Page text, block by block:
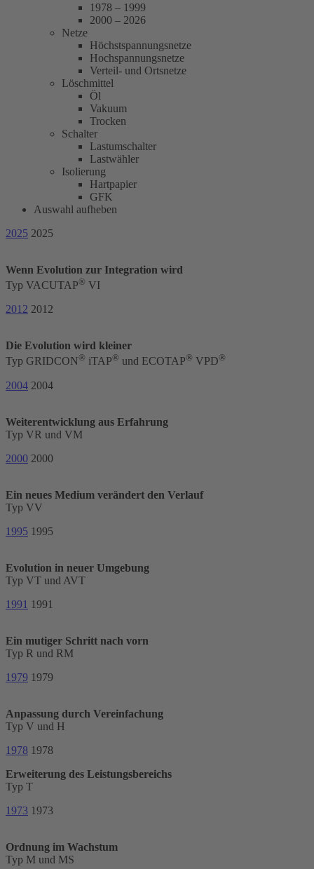
1978 – 1999
2000 – 2026
Netze
Höchstspannungsnetze
Hochspannungsnetze
Verteil- und Ortsnetze
Löschmittel
Öl
Vakuum
Trocken
Schalter
Lastumschalter
Lastwähler
Isolierung
Hartpapier
GFK
Auswahl aufheben
2025 2025
Wenn Evolution zur Integration wird
Typ VACUTAP® VI
2012 2012
Die Evolution wird kleiner
Typ GRIDCON® iTAP® und ECOTAP® VPD®
2004 2004
Weiterentwicklung aus Erfahrung
Typ VR und VM
2000 2000
Ein neues Medium verändert den Verlauf
Typ VV
1995 1995
Evolution in neuer Umgebung
Typ VT und AVT
1991 1991
Ein mutiger Schritt nach vorn
Typ R und RM
1979 1979
Anpassung durch Vereinfachung
Typ V und H
1978 1978
Erweiterung des Leistungsbereichs
Typ T
1973 1973
Ordnung im Wachstum
Typ M und MS